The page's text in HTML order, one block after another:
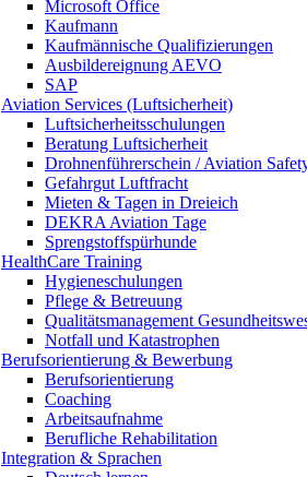
Microsoft Office
Kaufmann
Kaufmännische Qualifizierungen
Ausbildereignung AEVO
SAP
Aviation Services (Luftsicherheit)
Luftsicherheitsschulungen
Beratung Luftsicherheit
Drohnenführerschein / Aviation
Gefahrgut Luftfracht
Mieten & Tagen in Dreieich
DEKRA Aviation Tage
Sprengstoffspürhunde
HealthCare Training
Hygieneschulungen
Pflege & Betreuung
Qualitätsmanagement
Notfall und Katastrophen
Berufsorientierung & Bewerbung
Berufsorientierung
Coaching
Arbeitsaufnahme
Berufliche Rehabilitation
Integration & Sprachen